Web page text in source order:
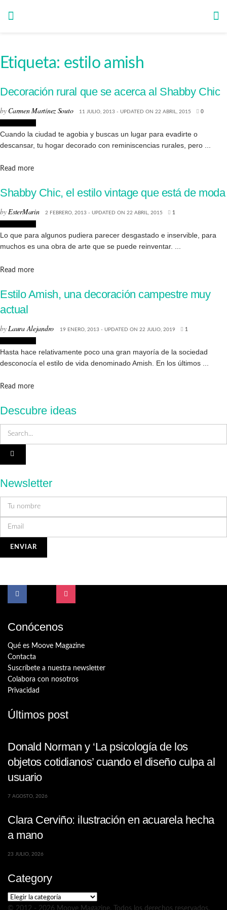
Etiqueta: estilo amish
Decoración rural que se acerca al Shabby Chic
by Carmen Martínez Souto 11 JULIO, 2013 - UPDATED ON 22 ABRIL, 2015 0
Cuando la ciudad te agobia y buscas un lugar para evadirte o
descansar, tu hogar decorado con reminiscencias rurales, pero ...
Read moreDetails
Shabby Chic, el estilo vintage que está de moda
byEsterMarin 2 FEBRERO, 2013 - UPDATED ON 22 ABRIL, 2015 1
Lo que para algunos pudiera parecer desgastado e inservible, para
muchos es una obra de arte que se puede reinventar. ...
Read moreDetails
Estilo Amish, una decoración campestre muy
actual
by Laura Alejandro 19 ENERO, 2013 - UPDATED ON 22 JULIO, 2019 1
Hasta hace relativamente poco una gran mayoría de la sociedad
desconocía el estilo de vida denominado Amish. En los últimos ...
Read moreDetails
Descubre ideas
Newsletter
Conócenos
Qué es Moove Magazine
Contacta
Suscríbete a nuestra newsletter
Colabora con nosotros
Privacidad
Últimos post
Donald Norman y ‘La psicología de los
objetos cotidianos’ cuando el diseño culpa al
usuario
7 AGOSTO, 2026
Clara Cerviño: ilustración en acuarela hecha
a mano
23 JULIO, 2026
Category
Category